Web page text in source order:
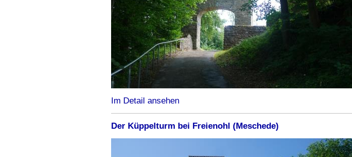
Im Detail ansehen
Der Küppelturm bei Freienohl (Meschede)